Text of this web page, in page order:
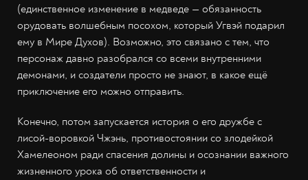
(единственное изменение в медведе — обязанность
орудовать волшебным посохом, который Угвэй подарил
ему в Мире Духов). Возможно, это связано с тем, что
персонаж давно разобрался со всеми внутренними
демонами, и создатели просто не знают, в какое ещё
приключение его можно отправить.
Конечно, потом запускается история о его дружбе с
лисой-воровкой Чжэнь, противостоянии со злодейкой
Хамелеоном ради спасения долины и осознании важного
жизненного урока об ответственности и